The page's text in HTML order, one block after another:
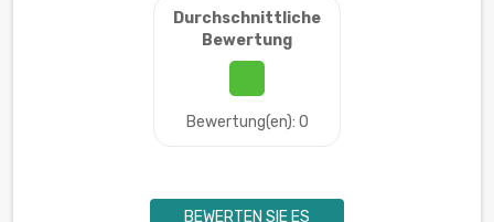
Durchschnittliche
Bewertung
Bewertung(en): 0
BEWERTEN SIE ES